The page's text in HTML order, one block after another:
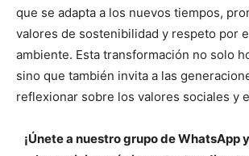
que se adapta a los nuevos tiempos,
valores de sostenibilidad y respeto por
ambiente. Esta transformación no solo
sino que también invita a las
reflexionar sobre los valores sociales y
¡Únete a nuestro grupo de WhatsApp